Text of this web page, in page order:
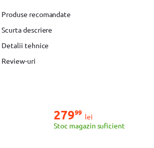
Produse recomandate
Scurta descriere
Detalii tehnice
Review-uri
27999 lei
Stoc magazin suficient